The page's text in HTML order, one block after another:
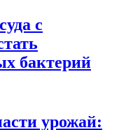
с
бактерий
урожай: